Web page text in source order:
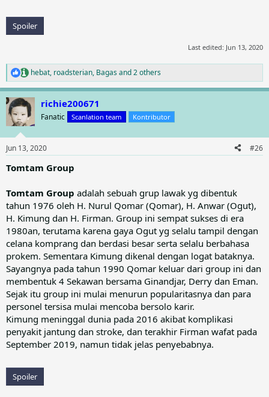
Spoiler
Last edited: Jun 13, 2020
R
e
a
c
t
i
s
:
hebat, roadsterian, Bagasand 2 others
richie200671
Fanatic Scanlation team Kontributor
Jun 13, 2020 #26
Tomtam Group
Tomtam Group adalah sebuah grup lawak yg dibentuk
tahun 1976 oleh H. Nurul Qomar (Qomar), H. Anwar (Ogut),
H. Kimung dan H. Firman. Group ini sempat sukses di era
1980an, terutama karena gaya Ogut yg selalu tampil dengan
celana komprang dan berdasi besar serta selalu berbahasa
prokem. Sementara Kimung dikenal dengan logat bataknya.
Sayangnya pada tahun 1990 Qomar keluar dari group ini dan
membentuk 4 Sekawan bersama Ginandjar, Derry dan Eman.
Sejak itu group ini mulai menurun popularitasnya dan para
personel tersisa mulai mencoba bersolo karir.
Kimung meninggal dunia pada 2016 akibat komplikasi
penyakit jantung dan stroke, dan terakhir Firman wafat pada
September 2019, namun tidak jelas penyebabnya.
Spoiler